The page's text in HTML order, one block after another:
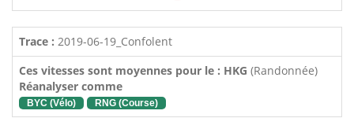
Trace : 2019-06-19_Confolent
Ces vitesses sont moyennes pour le : HKG (Randonnée)
Réanalyser comme
BYC (Vélo) RNG (Course)